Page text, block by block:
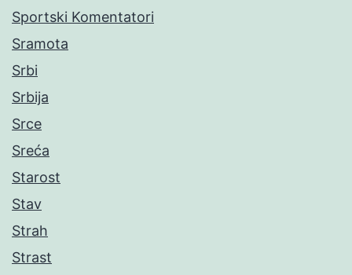
Sportski Komentatori
Sramota
Srbi
Srbija
Srce
Sreća
Starost
Stav
Strah
Strast